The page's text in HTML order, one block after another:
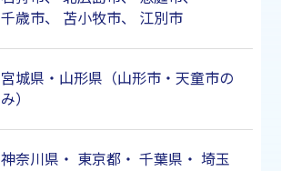
千歳市、 苫小牧市、 江別市
宮城県・山形県（山形市・天童市の
み）
神奈川県 ・ 東京都・ 千葉県 ・ 埼玉